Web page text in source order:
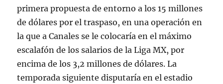
primera propuesta de entorno a los 15 millones
de dólares por el traspaso, en una operación en
la que a Canales se le colocaría en el máximo
escalafón de los salarios de la Liga MX, por
encima de los 3,2 millones de dólares. La
temporada siguiente disputaría en el estadio